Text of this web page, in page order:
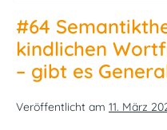
bei
Menschen
mit
Aphasie
#64
kindlichen
– gibt es
Veröffentlicht am 11. März